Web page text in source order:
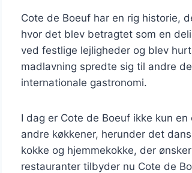
Cote de Boeuf har en rig historie,
hvor det blev betragtet som en
ved festlige lejligheder og blev
madlavning spredte sig til andre
internationale gastronomi.
I dag er Cote de Boeuf ikke kun
andre køkkener, herunder det
kokke og hjemmekokke, der
restauranter tilbyder nu Cote de